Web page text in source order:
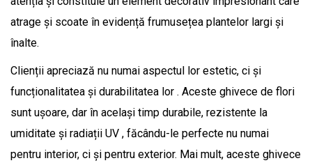
atrage și scoate în evidență frumusețea plantelor largi și
înalte.
Clienții apreciază nu numai aspectul lor estetic, ci și
funcționalitatea și durabilitatea lor . Aceste ghivece de flori
sunt ușoare, dar în același timp durabile, rezistente la
umiditate și radiații UV , făcându-le perfecte nu numai
pentru interior, ci și pentru exterior. Mai mult, aceste ghivece